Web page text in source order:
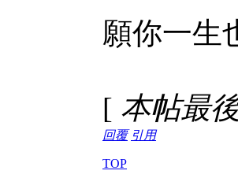
願你一生
[ 本帖最
回覆 引用
TOP